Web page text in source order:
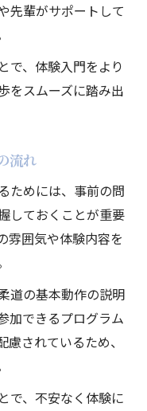
先輩がサポートして
で、体験入門をより
をスムーズに踏み出
流れ
ためには、事前の問
しておくことが重要
雰囲気や体験内容を
道の基本動作の説明
加できるプログラム
されているため、
で、不安なく体験に